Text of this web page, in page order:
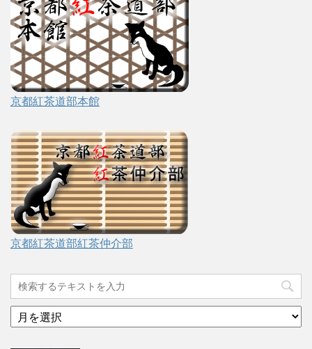
京都紅茶道部本館
京都紅茶道部紅茶仲介部
ア
ー